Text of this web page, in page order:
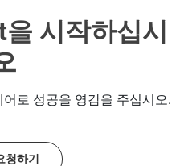
시작하십시
로 성공을 영감을 주십시오.
청하기